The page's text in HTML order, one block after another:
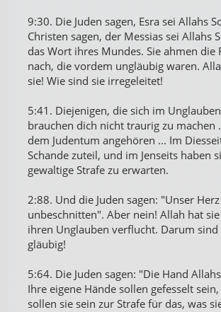
9:30. Die Juden sagen, Esra sei Allahs
Christen sagen, der Messias sei Allahs
das Wort ihres Mundes. Sie ahmen die
nach, die vordem ungläubig waren.
sie! Wie sind sie irregeleitet!
5:41. Diejenigen, die sich im
brauchen dich nicht traurig zu machen
dem Judentum angehören ... Im
Schande zuteil, und im Jenseits haben
gewaltige Strafe zu erwarten.
2:88. Und die Juden sagen: "Unser
unbeschnitten". Aber nein! Allah hat
ihren Unglauben verflucht. Darum sind
gläubig!
5:64. Die Juden sagen: "Die Hand
Ihre eigene Hände sollen gefesselt
sollen sie sein zur Strafe für das, was